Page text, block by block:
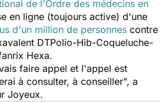
de l'Ordre des médecins en
en ligne (toujours active) d'une
d'un million de personnes contre
DTPolio-Hib-Coqueluche-
Hexa.
faire appel et l'appel est
à consulter, à conseiller", a
Joyeux.